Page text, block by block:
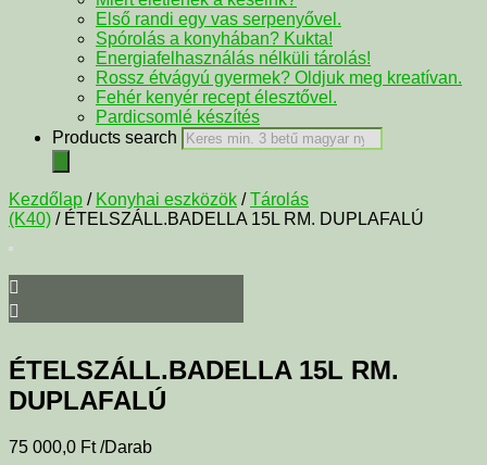
Első randi egy vas serpenyővel.
Spórolás a konyhában? Kukta!
Energiafelhasználás nélküli tárolás!
Rossz étvágyú gyermek? Oldjuk meg kreatívan.
Fehér kenyér recept élesztővel.
Pardicsomlé készítés
Products search
Kezdőlap / Konyhai eszközök /Tárolás
(K40) / ÉTELSZÁLL.BADELLA 15L RM. DUPLAFALÚ
ÉTELSZÁLL.BADELLA 15L RM.
DUPLAFALÚ
75 000,0 Ft /Darab